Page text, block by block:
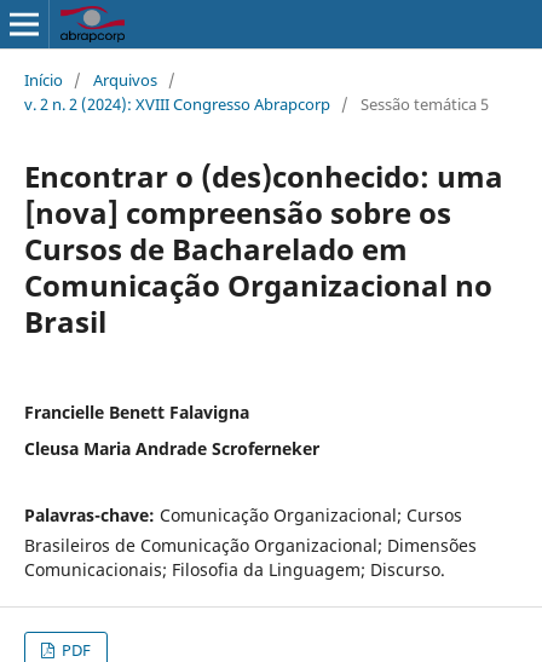
Início / Arquivos /
v. 2 n. 2 (2024): XVIII Congresso Abrapcorp / Sessão temática 5
Encontrar o (des)conhecido: uma
[nova] compreensão sobre os
Cursos de Bacharelado em
Comunicação Organizacional no
Brasil
Francielle Benett Falavigna
Cleusa Maria Andrade Scroferneker
Palavras-chave: Comunicação Organizacional; Cursos
Brasileiros de Comunicação Organizacional; Dimensões
Comunicacionais; Filosofia da Linguagem; Discurso.
PDF